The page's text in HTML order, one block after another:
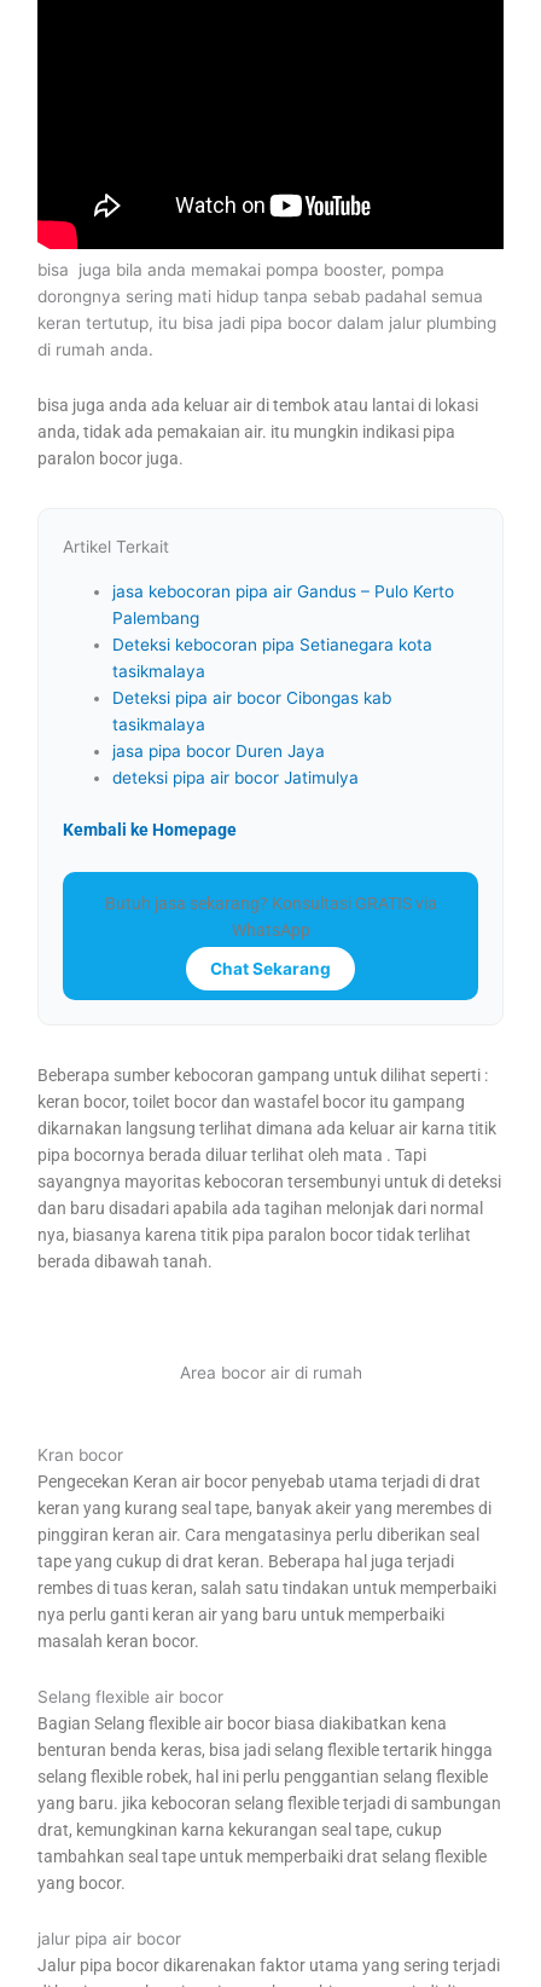
bisa juga bila anda memakai pompa booster, pompa
dorongnya sering mati hidup tanpa sebab padahal semua
keran tertutup, itu bisa jadi pipa bocor dalam jalur plumbing
di rumah anda.
bisa juga anda ada keluar air di tembok atau lantai di lokasi
anda, tidak ada pemakaian air. itu mungkin indikasi pipa
paralon bocor juga.
Artikel Terkait
jasa kebocoran pipa air Gandus – Pulo Kerto
Palembang
Deteksi kebocoran pipa Setianegara kota
tasikmalaya
Deteksi pipa air bocor Cibongas kab
tasikmalaya
jasa pipa bocor Duren Jaya
deteksi pipa air bocor Jatimulya
Kembali ke Homepage
Butuh jasa sekarang? Konsultasi GRATIS via
WhatsApp
Chat Sekarang
Beberapa sumber kebocoran gampang untuk dilihat seperti :
keran bocor, toilet bocor dan wastafel bocor itu gampang
dikarnakan langsung terlihat dimana ada keluar air karna titik
pipa bocornya berada diluar terlihat oleh mata . Tapi
sayangnya mayoritas kebocoran tersembunyi untuk di deteksi
dan baru disadari apabila ada tagihan melonjak dari normal
nya, biasanya karena titik pipa paralon bocor tidak terlihat
berada dibawah tanah.
Area bocor air di rumah
Kran bocor
Pengecekan Keran air bocor penyebab utama terjadi di drat
keran yang kurang seal tape, banyak akeir yang merembes di
pinggiran keran air. Cara mengatasinya perlu diberikan seal
tape yang cukup di drat keran. Beberapa hal juga terjadi
rembes di tuas keran, salah satu tindakan untuk memperbaiki
nya perlu ganti keran air yang baru untuk memperbaiki
masalah keran bocor.
Selang flexible air bocor
Bagian Selang flexible air bocor biasa diakibatkan kena
benturan benda keras, bisa jadi selang flexible tertarik hingga
selang flexible robek, hal ini perlu penggantian selang flexible
yang baru. jika kebocoran selang flexible terjadi di sambungan
drat, kemungkinan karna kekurangan seal tape, cukup
tambahkan seal tape untuk memperbaiki drat selang flexible
yang bocor.
jalur pipa air bocor
Jalur pipa bocor dikarenakan faktor utama yang sering terjadi